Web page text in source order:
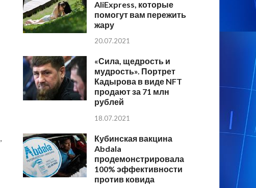
AliExpress, которые
помогут вам пережить
жару
20.07.2021
«Сила, щедрость и
мудрость». Портрет
Кадырова в виде NFT
продают за 71 млн
рублей
18.07.2021
Кубинская вакцина
Abdala
продемонстрировала
100% эффективности
против ковида